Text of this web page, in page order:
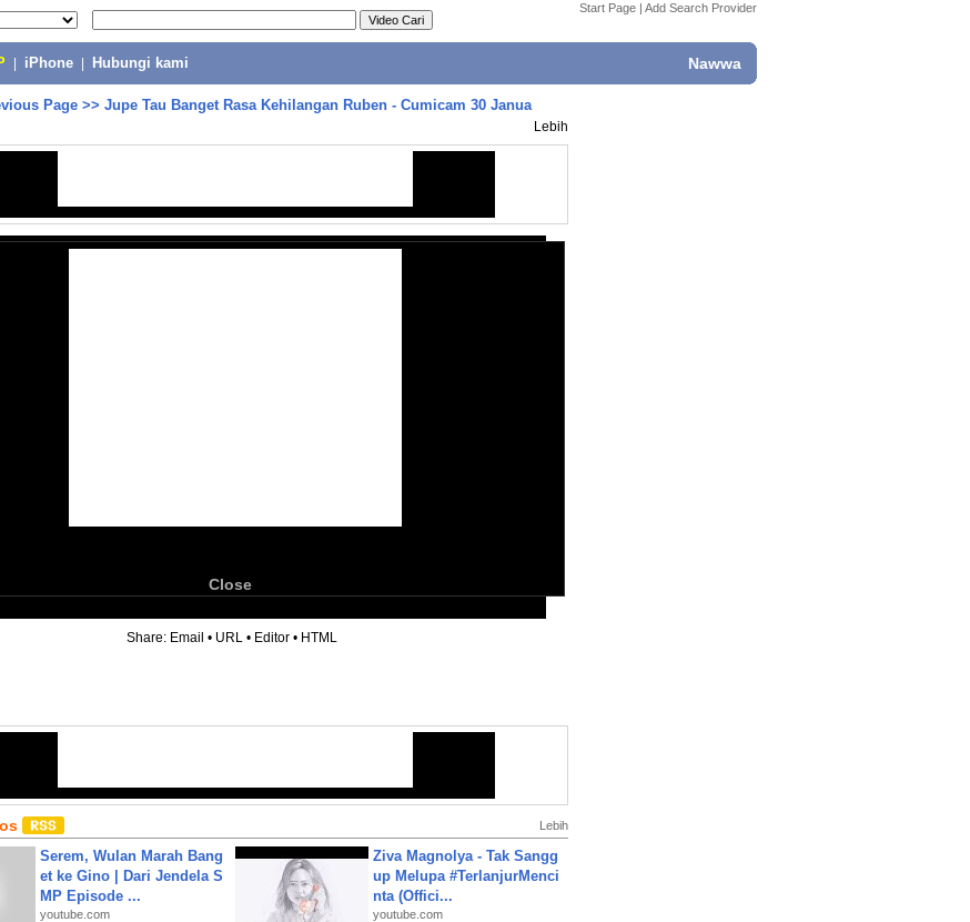
Start Page | Add Search Provider
iPhone Hubungi kami Nawwa
Page >> Jupe Tau Banget Rasa Kehilangan Ruben - Cumicam 30 Janua
Lebih
Close
Share: Email • URL • Editor • HTML
Lebih
Serem, Wulan Marah Bang
et ke Gino | Dari Jendela S
MP Episode ...
youtube.com
Ziva Magnolya - Tak Sangg
up Melupa #TerlanjurMenci
nta (Offici...
youtube.com